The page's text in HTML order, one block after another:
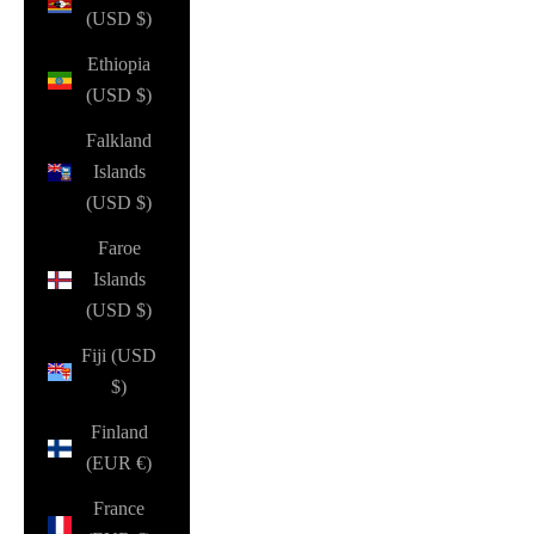
(USD $)
Ethiopia
(USD $)
Falkland
Islands
(USD $)
Faroe
Islands
(USD $)
Fiji (USD
$)
Finland
(EUR €)
France